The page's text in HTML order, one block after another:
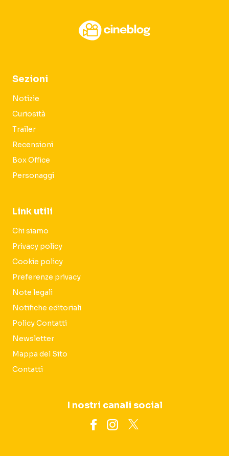
Sezioni
Notizie
Curiosità
Trailer
Recensioni
Box Office
Personaggi
Link utili
Chi siamo
Privacy policy
Cookie policy
Preferenze privacy
Note legali
Notifiche editoriali
Policy Contatti
Newsletter
Mappa del Sito
Contatti
I nostri canali social